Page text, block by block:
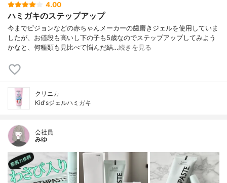
4.00
ハミガキのステップアップ
今までピジョンなどの赤ちゃんメーカーの歯磨きジェルを使用していま
したが、お値段も高いし下の子も5歳なのでステップアップしてみよう
かなと、何種類も見比べて悩んだ結…続きを見る
クリニカ
Kid'sジェルハミガキ
会社員
みゆ